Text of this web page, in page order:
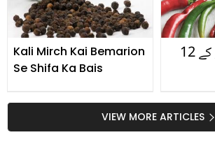
Kali Mirch Kai Bemarion
Se Shifa Ka Bais
ہری مرچیں کھانے کے 12
VIEW MORE ARTICLES